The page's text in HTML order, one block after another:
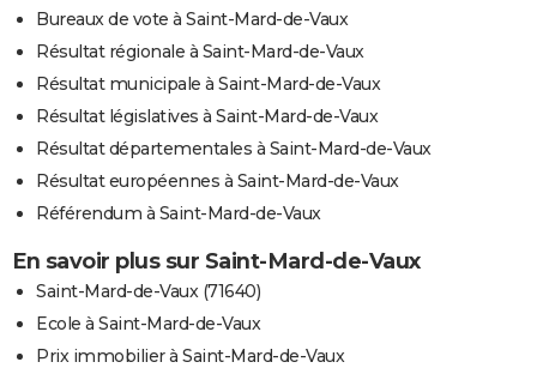
Bureaux de vote à Saint-Mard-de-Vaux
Résultat régionale à Saint-Mard-de-Vaux
Résultat municipale à Saint-Mard-de-Vaux
Résultat législatives à Saint-Mard-de-Vaux
Résultat départementales à Saint-Mard-de-Vaux
Résultat européennes à Saint-Mard-de-Vaux
Référendum à Saint-Mard-de-Vaux
En savoir plus sur Saint-Mard-de-Vaux
Saint-Mard-de-Vaux (71640)
Ecole à Saint-Mard-de-Vaux
Prix immobilier à Saint-Mard-de-Vaux